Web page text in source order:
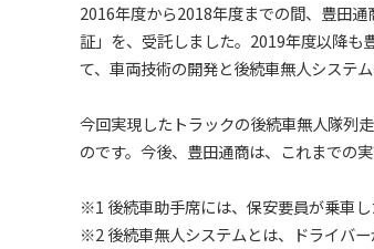
2016年度から2018年度までの間、豊田
証」を、受託しました。2019年度以降も
て、車両技術の開発と後続車無人システ
今回実現したトラックの後続車無人隊列
のです。今後、豊田通商は、これまでの
※1 後続車助手席には、保安要員が乗車し
※2 後続車無人システムとは、ドライバ